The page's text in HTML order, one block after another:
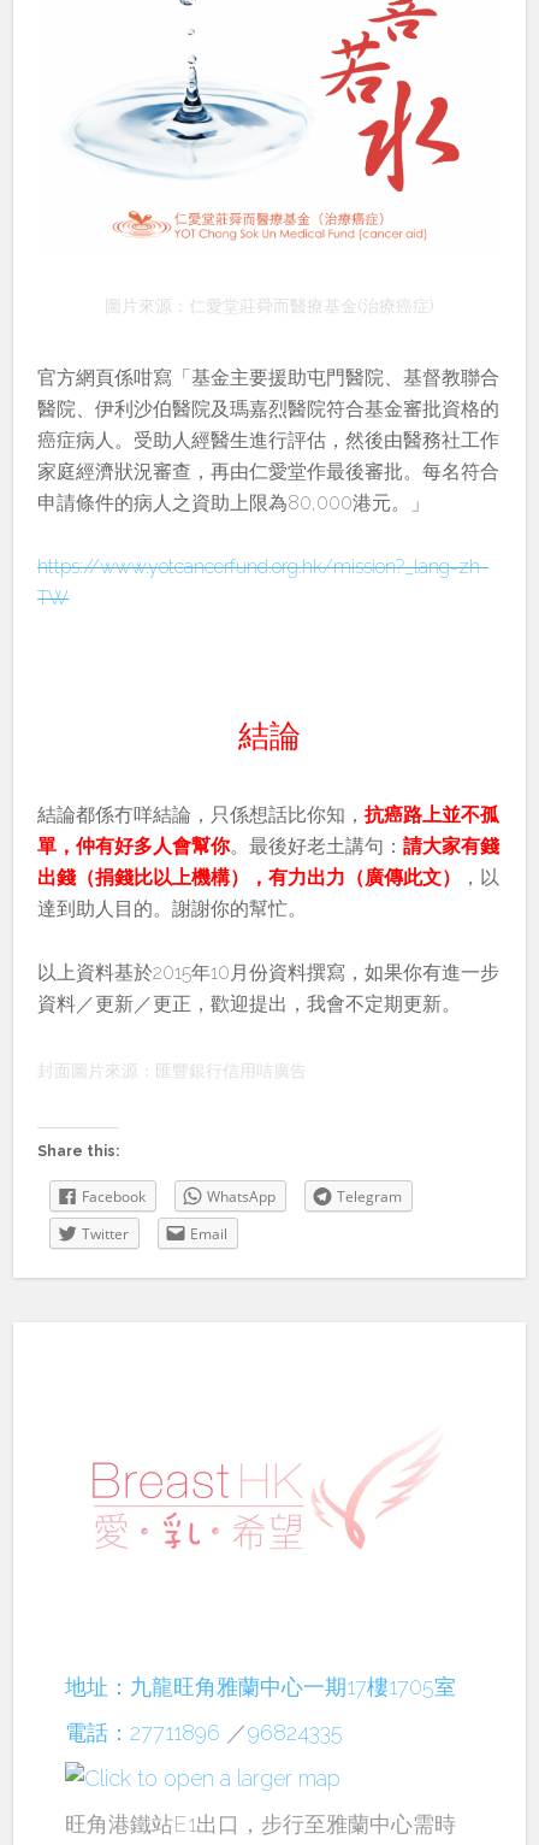
圖片來源：仁愛堂莊舜而醫療基金(治療癌症)
官方網頁係咁寫「基金主要援助屯門醫院、基督教聯合
醫院、伊利沙伯醫院及瑪嘉烈醫院符合基金審批資格的
癌症病人。受助人經醫生進行評估，然後由醫務社工作
家庭經濟狀況審查，再由仁愛堂作最後審批。每名符合
申請條件的病人之資助上限為80,000港元。」
https://www.yotcancerfund.org.hk/mission?_lang=zh-
TW
結論
結論都係冇咩結論，只係想話比你知，抗癌路上並不孤
單，仲有好多人會幫你。最後好老土講句：請大家有錢
出錢（捐錢比以上機構），有力出力（廣傳此文）
，以
達到助人目的。謝謝你的幫忙。
以上資料基於2015年10月份資料撰寫，如果你有進一步
資料／更新／更正，歡迎提出，我會不定期更新。
封面圖片來源：匯豐銀行信用咭廣告
Share this:
Facebook WhatsApp
Telegram
Twitter
Email
地址：九龍旺角雅蘭中心一期17樓1705室
電話：27711896 ／96824335
旺角港鐵站E1出口，步行至雅蘭中心需時